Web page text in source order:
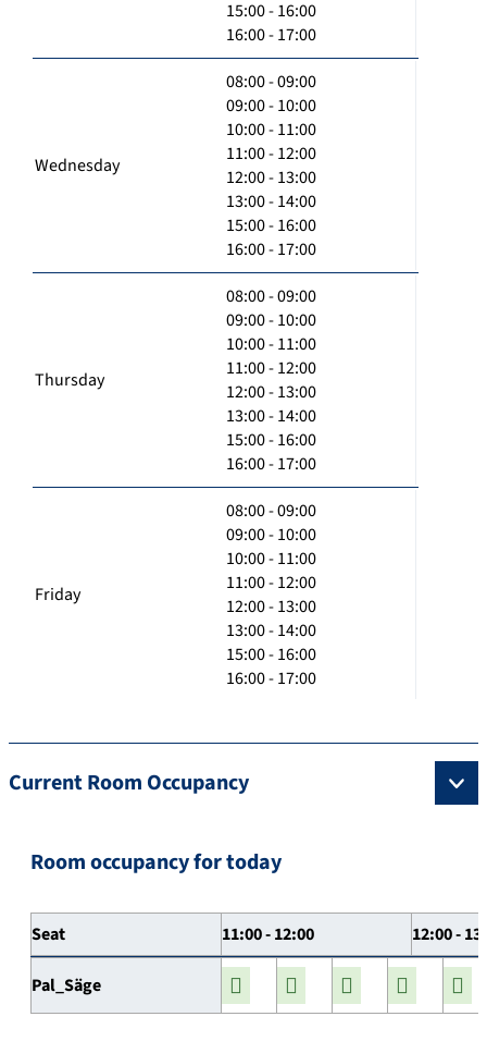
15:00 - 16:00
16:00 - 17:00
Wednesday
08:00 - 09:00
09:00 - 10:00
10:00 - 11:00
11:00 - 12:00
12:00 - 13:00
13:00 - 14:00
15:00 - 16:00
16:00 - 17:00
Thursday
08:00 - 09:00
09:00 - 10:00
10:00 - 11:00
11:00 - 12:00
12:00 - 13:00
13:00 - 14:00
15:00 - 16:00
16:00 - 17:00
Friday
08:00 - 09:00
09:00 - 10:00
10:00 - 11:00
11:00 - 12:00
12:00 - 13:00
13:00 - 14:00
15:00 - 16:00
16:00 - 17:00
Current Room Occupancy
Room occupancy for today
Seat 11:00 - 12:00 12:00 -
Pal_Säge